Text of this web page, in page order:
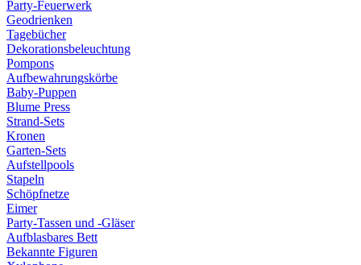
Party-Feuerwerk
Geodrienken
Tagebücher
Dekorationsbeleuchtung
Pompons
Aufbewahrungskörbe
Baby-Puppen
Blume Press
Strand-Sets
Kronen
Garten-Sets
Aufstellpools
Stapeln
Schöpfnetze
Eimer
Party-Tassen und -Gläser
Aufblasbares Bett
Bekannte Figuren